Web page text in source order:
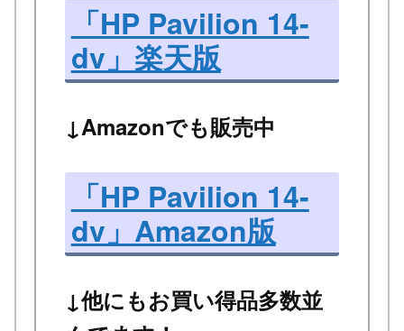
「HP Pavilion 14-
dv」楽天版
↓Amazonでも販売中
「HP Pavilion 14-
dv」Amazon版
↓他にもお買い得品多数並